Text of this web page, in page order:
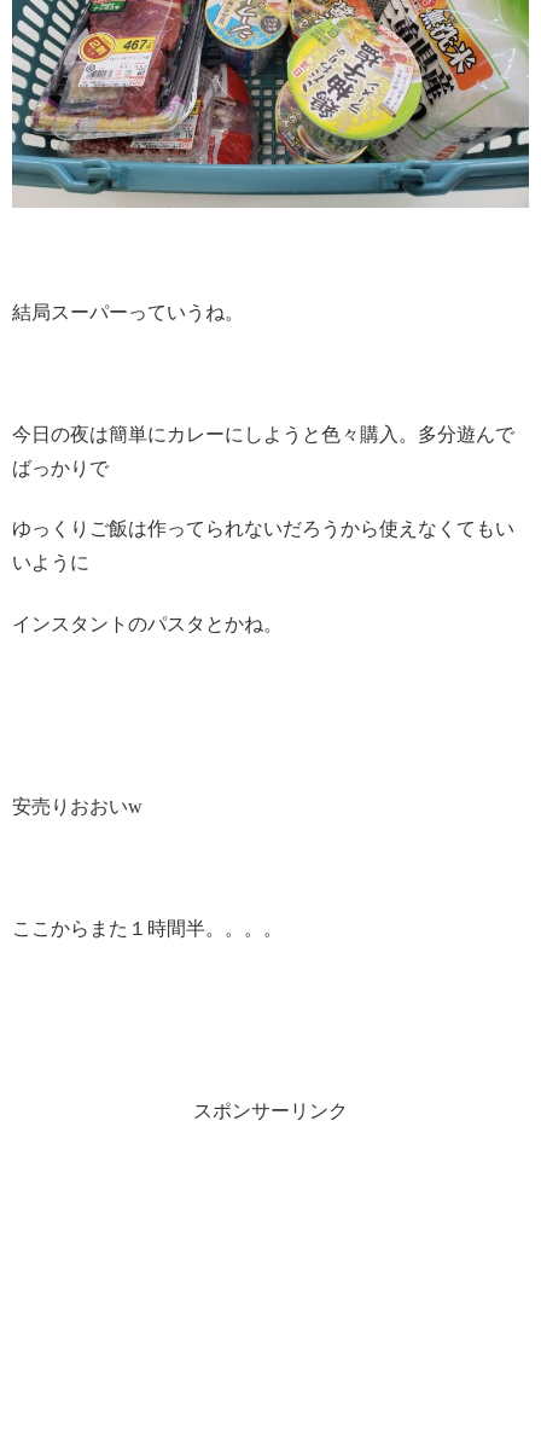
結局スーパーっていうね。
今日の夜は簡単にカレーにしようと色々購入。多分遊んで
ばっかりで
ゆっくりご飯は作ってられないだろうから使えなくてもい
いように
インスタントのパスタとかね。
安売りおおいw
ここからまた１時間半。。。。
スポンサーリンク